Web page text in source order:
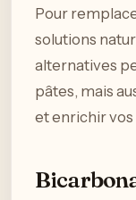
Pour
solutions
alternatives
pâtes, mais
et enrichir vos